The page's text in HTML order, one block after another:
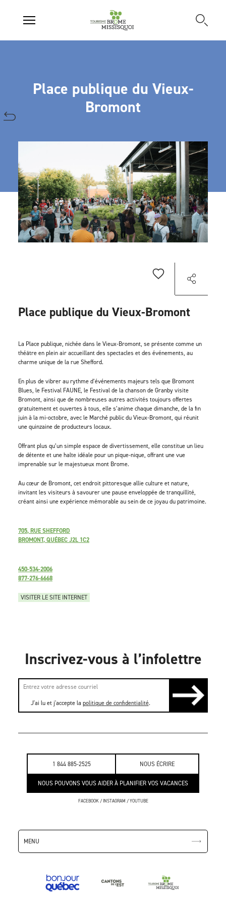
1 844 885-2525 NOUS ÉCRIRE
NOUS POUVONS VOUS AIDER À PLANIFIER VOS VACANCES
FACEBOOK/INSTAGRAM /YOUTUBE
MENU
Place publique du Vieux-
Bromont
705, RUE SHEFFORD
BROMONT, QUÉBEC J2L 1C2
450-534-2006
877-276-6668
VISITER LE SITE INTERNET
Place publique du Vieux-Bromont
La Place publique, nichée dans le Vieux-Bromont, se présente comme un
théâtre en plein air accueillant des spectacles et des événements, au
charme unique de la rue Shefford.
En plus de vibrer au rythme d’événements majeurs tels que Bromont
Blues, le Festival FAUNE, le Festival de la chanson de Granby visite
Bromont, ainsi que de nombreuses autres activités toujours offertes
gratuitement et ouvertes à tous, elle s’anime chaque dimanche, de la fin
juin à la mi-octobre, avec le Marché public du Vieux-Bromont, qui réunit
une quinzaine de producteurs locaux.
Offrant plus qu’un simple espace de divertissement, elle constitue un lieu
de détente et une halte idéale pour un pique-nique, offrant une vue
imprenable sur le majestueux mont Brome.
Au cœur de Bromont, cet endroit pittoresque allie culture et nature,
invitant les visiteurs à savourer une pause enveloppée de tranquillité,
créant ainsi une expérience mémorable au sein de ce joyau du patrimoine.
Inscrivez-vous à l’infolettre
J'ai lu et j'accepte la politique de confidentialité.